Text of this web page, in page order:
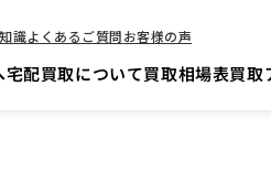
識よくあるご質問お客様の声
宅配買取について買取相場表買取